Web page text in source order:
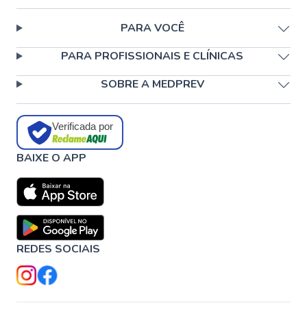
PARA VOCÊ
PARA PROFISSIONAIS E CLÍNICAS
SOBRE A MEDPREV
Verificada por
BAIXE O APP
REDES SOCIAIS